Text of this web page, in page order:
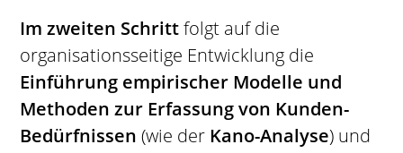
Im zweiten Schrittfolgt auf die
organisationsseitige Entwicklung die
Einführung empirischer Modelle und
Methoden zur Erfassung von Kunden-
Bedürfnissen (wie der Kano-Analyse) und